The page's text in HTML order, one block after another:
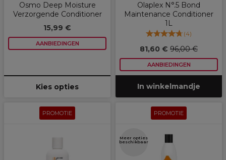
Osmo Deep Moisture
Verzorgende Conditioner
15,99 €
AANBIEDINGEN
Kies opties
Olaplex N°.5 Bond
Maintenance Conditioner
1L
(4)
81,60 € 96,00 €
AANBIEDINGEN
In winkelmandje
PROMOTIE PROMOTIE
Meer opties
beschikbaar